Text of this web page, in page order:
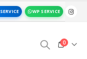
SERVICE WP SERVICE
0